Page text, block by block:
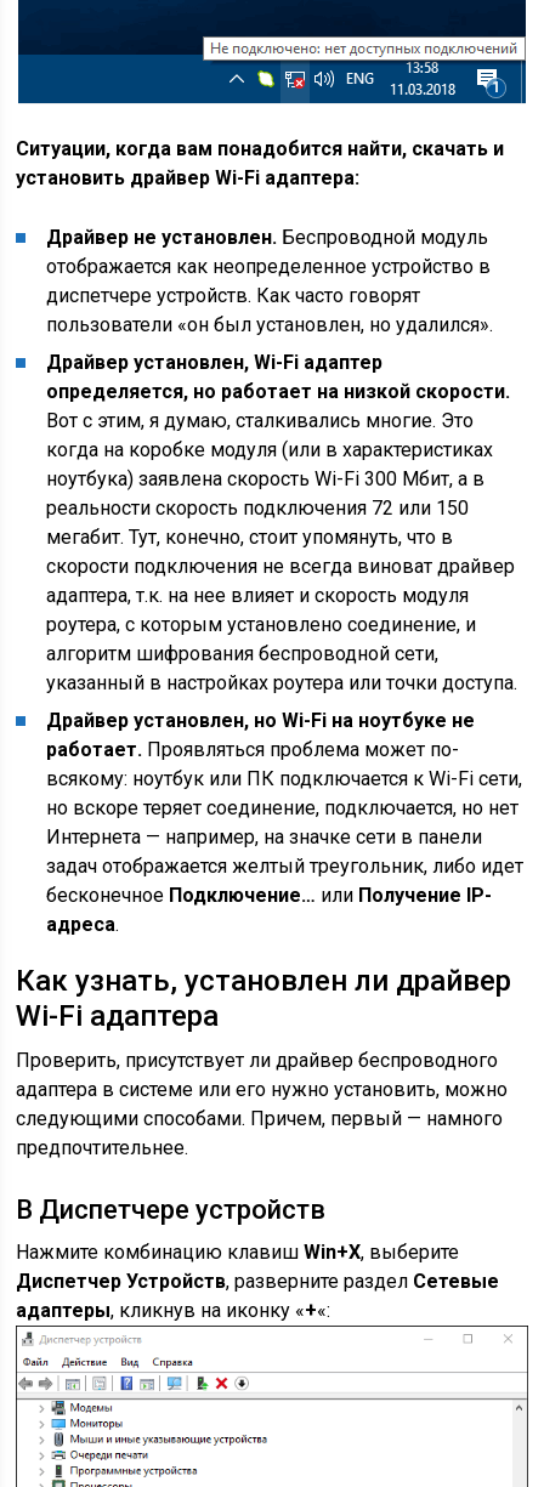
Ситуации, когда вам понадобится найти, скачать и
установить драйвер Wi-Fi адаптера:
Драйвер не установлен. Беспроводной модуль
отображается как неопределенное устройство в
диспетчере устройств. Как часто говорят
пользователи «он был установлен, но удалился».
Драйвер установлен, Wi-Fi адаптер
определяется, но работает на низкой скорости.
Вот с этим, я думаю, сталкивались многие. Это
когда на коробке модуля (или в характеристиках
ноутбука) заявлена скорость Wi-Fi 300 Мбит, а в
реальности скорость подключения 72 или 150
мегабит. Тут, конечно, стоит упомянуть, что в
скорости подключения не всегда виноват драйвер
адаптера, т.к. на нее влияет и скорость модуля
роутера, с которым установлено соединение, и
алгоритм шифрования беспроводной сети,
указанный в настройках роутера или точки доступа.
Драйвер установлен, но Wi-Fi на ноутбуке не
работает. Проявляться проблема может по-
всякому: ноутбук или ПК подключается к Wi-Fi сети,
но вскоре теряет соединение, подключается, но нет
Интернета — например, на значке сети в панели
задач отображается желтый треугольник, либо идет
бесконечное Подключение… или Получение IP-
адреса.
Как узнать, установлен ли драйвер
Wi-Fi адаптера
Проверить, присутствует ли драйвер беспроводного
адаптера в системе или его нужно установить, можно
следующими способами. Причем, первый — намного
предпочтительнее.
В Диспетчере устройств
Нажмите комбинацию клавишWin+X, выберите
Диспетчер Устройств, разверните раздел Сетевые
адаптеры, кликнув на иконку «+«: